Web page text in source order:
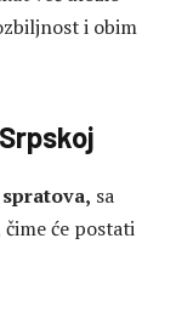
i obim
sa
čime će postati